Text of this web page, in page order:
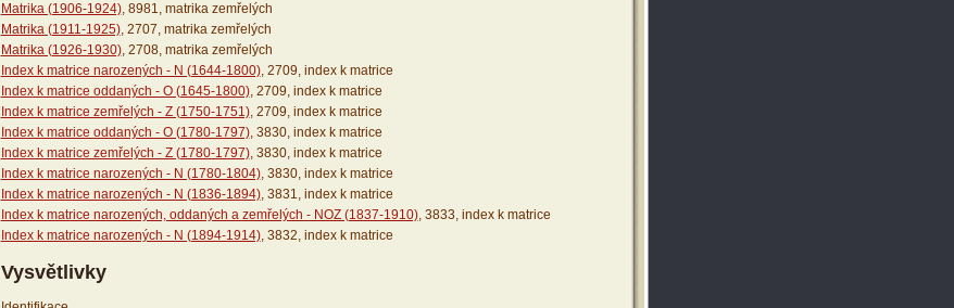
Matrika (1906-1924), 8981, matrika zemřelých
Matrika (1911-1925), 2707, matrika zemřelých
Matrika (1926-1930), 2708, matrika zemřelých
Index k matrice narozených - N (1644-1800), 2709, index k matrice
Index k matrice oddaných - O (1645-1800), 2709, index k matrice
Index k matrice zemřelých - Z (1750-1751), 2709, index k matrice
Index k matrice oddaných - O (1780-1797), 3830, index k matrice
Index k matrice zemřelých - Z (1780-1797), 3830, index k matrice
Index k matrice narozených - N (1780-1804), 3830, index k matrice
Index k matrice narozených - N (1836-1894), 3831, index k matrice
Index k matrice narozených, oddaných a zemřelých - NOZ (1837-1910), 3833, index k matrice
Index k matrice narozených - N (1894-1914), 3832, index k matrice
Vysvětlivky